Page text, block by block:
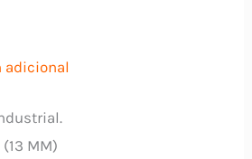
adicional
MM)